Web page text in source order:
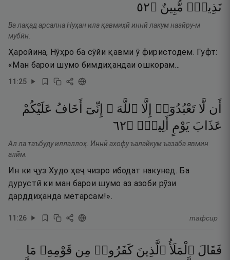
نَذِيرٌۭ مُّبِينٌ ۝٢٥
Ва лақад арсална Нуҳан ила қавмиҳӣ иннӣ лакум назӣру-м
мубӣн.
Ҳаройина, Нӯҳро ба сӯйи қавми ӯ фиристодем. Гуфт:
«Ман барои шумо бимдиҳандаи ошкорам…
11:25
أَن لَّا تَعْبُدُوٓا۟ إِلَّا ٱللَّهَ ۖ إِنِّىٓ أَخَافُ عَلَيْكُمْ
عَذَابَ يَوْمٍ أَلِيمٍۢ ۝٢٦
Ал ла таъбуду иллаллоҳ. Иннӣ ахофу ъалайкум ъазаба явмин
алӣм.
Ин ки ҷуз Худо ҳеҷ чизро ибодат накунед. Ба
дурустӣ ки ман барои шумо аз азоби рӯзи
дарддиҳанда метарсам!».
11:26 тафсир
فَقَالَ ٱلْمَلَأُ ٱلَّذِينَ كَفَرُوا۟ مِن قَوْمِهِۦ مَا